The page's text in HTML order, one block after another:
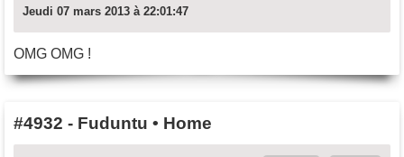
Jeudi 07 mars 2013 à 22:01:47
OMG OMG !
#4932 - Fuduntu • Home